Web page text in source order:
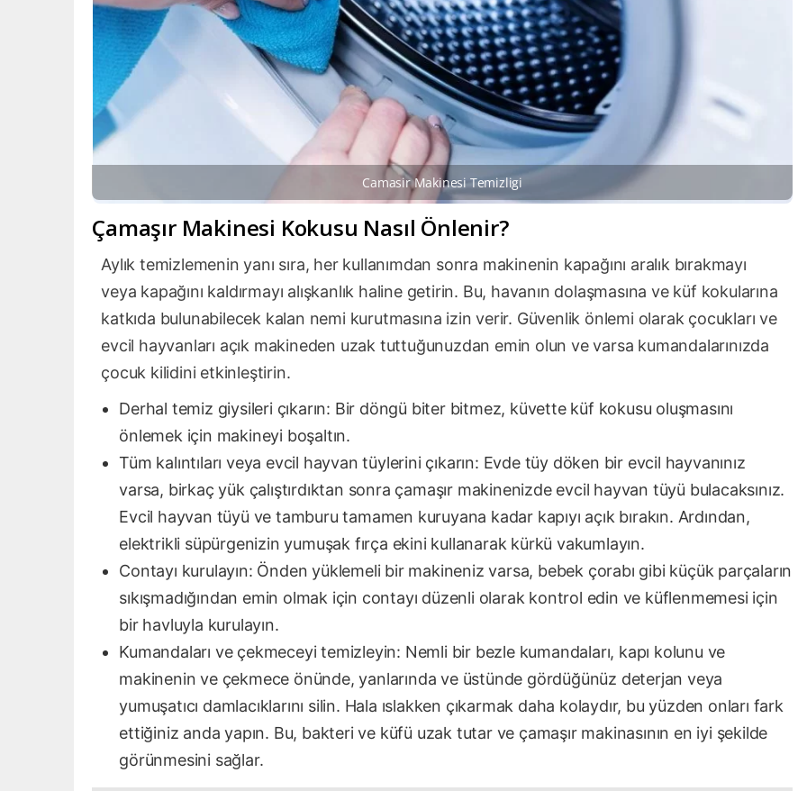
Camasir Makinesi Temizligi
Çamaşır Makinesi Kokusu Nasıl Önlenir?
Aylık temizlemenin yanı sıra, her kullanımdan sonra makinenin kapağını aralık bırakmayı
veya kapağını kaldırmayı alışkanlık haline getirin. Bu, havanın dolaşmasına ve küf kokularına
katkıda bulunabilecek kalan nemi kurutmasına izin verir. Güvenlik önlemi olarak çocukları ve
evcil hayvanları açık makineden uzak tuttuğunuzdan emin olun ve varsa kumandalarınızda
çocuk kilidini etkinleştirin.
Derhal temiz giysileri çıkarın: Bir döngü biter bitmez, küvette küf kokusu oluşmasını
önlemek için makineyi boşaltın.
Tüm kalıntıları veya evcil hayvan tüylerini çıkarın: Evde tüy döken bir evcil hayvanınız
varsa, birkaç yük çalıştırdıktan sonra çamaşır makinenizde evcil hayvan tüyü bulacaksınız.
Evcil hayvan tüyü ve tamburu tamamen kuruyana kadar kapıyı açık bırakın. Ardından,
elektrikli süpürgenizin yumuşak fırça ekini kullanarak kürkü vakumlayın.
Contayı kurulayın: Önden yüklemeli bir makineniz varsa, bebek çorabı gibi küçük parçaların
sıkışmadığından emin olmak için contayı düzenli olarak kontrol edin ve küflenmemesi için
bir havluyla kurulayın.
Kumandaları ve çekmeceyi temizleyin: Nemli bir bezle kumandaları, kapı kolunu ve
makinenin ve çekmece önünde, yanlarında ve üstünde gördüğünüz deterjan veya
yumuşatıcı damlacıklarını silin. Hala ıslakken çıkarmak daha kolaydır, bu yüzden onları fark
ettiğiniz anda yapın. Bu, bakteri ve küfü uzak tutar ve çamaşır makinasının en iyi şekilde
görünmesini sağlar.